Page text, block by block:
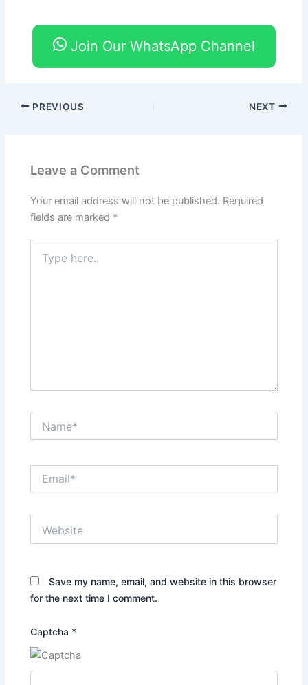
Join Our WhatsApp Channel
PREVIOUS NEXT
Leave a Comment
Your email address will not be published. Required
fields are marked *
here..
Save my name, email, and website in this browser
for the next time I comment.
Captcha *